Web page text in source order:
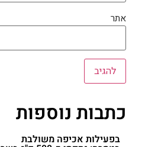
אתר
כתבות נוספות
בפעילות אכיפה משולבת